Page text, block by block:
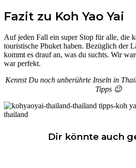
Fazit zu Koh Yao Yai
Auf jeden Fall ein super Stop für alle, die
touristische Phuket haben. Bezüglich der
kommt es drauf an, was du suchts. Wir
war perfekt.
Kennst Du noch unberührte Inseln in
Tipps 😉
Dir könnte auch